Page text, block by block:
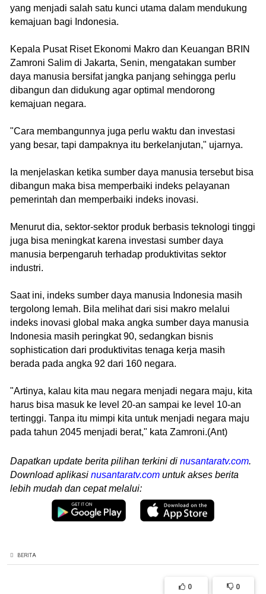
yang menjadi salah satu kunci utama dalam mendukung
kemajuan bagi Indonesia.
Kepala Pusat Riset Ekonomi Makro dan Keuangan BRIN
Zamroni Salim di Jakarta, Senin, mengatakan sumber
daya manusia bersifat jangka panjang sehingga perlu
dibangun dan didukung agar optimal mendorong
kemajuan negara.
"Cara membangunnya juga perlu waktu dan investasi
yang besar, tapi dampaknya itu berkelanjutan," ujarnya.
Ia menjelaskan ketika sumber daya manusia tersebut bisa
dibangun maka bisa memperbaiki indeks pelayanan
pemerintah dan memperbaiki indeks inovasi.
Menurut dia, sektor-sektor produk berbasis teknologi tinggi
juga bisa meningkat karena investasi sumber daya
manusia berpengaruh terhadap produktivitas sektor
industri.
Saat ini, indeks sumber daya manusia Indonesia masih
tergolong lemah. Bila melihat dari sisi makro melalui
indeks inovasi global maka angka sumber daya manusia
Indonesia masih peringkat 90, sedangkan bisnis
sophistication dari produktivitas tenaga kerja masih
berada pada angka 92 dari 160 negara.
"Artinya, kalau kita mau negara menjadi negara maju, kita
harus bisa masuk ke level 20-an sampai ke level 10-an
tertinggi. Tanpa itu mimpi kita untuk menjadi negara maju
pada tahun 2045 menjadi berat," kata Zamroni.(Ant)
Dapatkan update berita pilihan terkini di nusantaratv.com.
Download aplikasi nusantaratv.com untuk akses berita
lebih mudah dan cepat melalui:
BERITA
0 0